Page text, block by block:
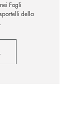
Fogli
della